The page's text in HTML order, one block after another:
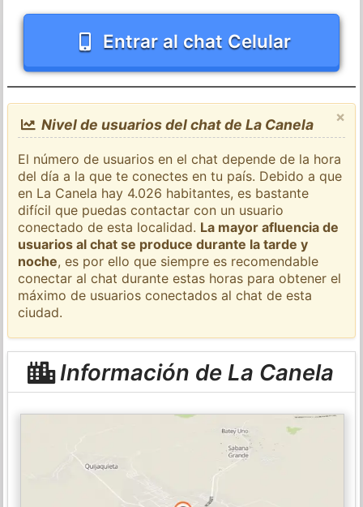
Entrar al chat Celular
×
Nivel de usuarios del chat de La Canela
El número de usuarios en el chat depende de la hora
del día a la que te conectes en tu país. Debido a que
en La Canela hay 4.026 habitantes, es bastante
difícil que puedas contactar con un usuario
conectado de esta localidad. La mayor afluencia de
usuarios al chat se produce durante la tarde y
noche, es por ello que siempre es recomendable
conectar al chat durante estas horas para obtener el
máximo de usuarios conectados al chat de esta
ciudad.
Información de La Canela